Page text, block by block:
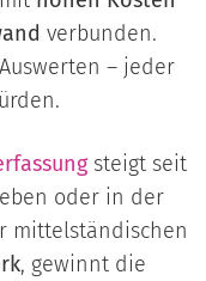
verbunden.
– jeder
steigt seit
oder in der
mittelständischen
, gewinnt die